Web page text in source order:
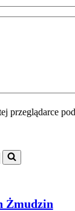
przeglądarce
Żmudzin